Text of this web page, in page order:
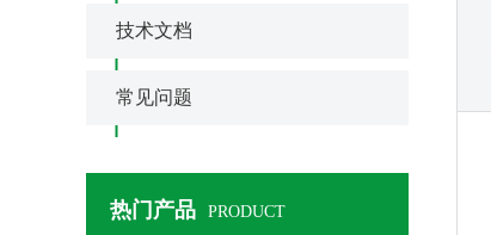
技术文档
常见问题
热门产品 PRODUCT